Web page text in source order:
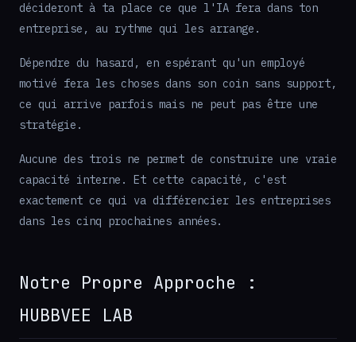
décideront à ta place ce que l'IA fera dans ton
entreprise, au rythme qui les arrange.
Dépendre du hasard, en espérant qu'un employé
motivé fera les choses dans son coin sans support,
ce qui arrive parfois mais ne peut pas être une
stratégie.
Aucune des trois ne permet de construire une vraie
capacité interne. Et cette capacité, c'est
exactement ce qui va différencier les entreprises
dans les cinq prochaines années.
Notre Propre Approche :
HUBBVEE LAB